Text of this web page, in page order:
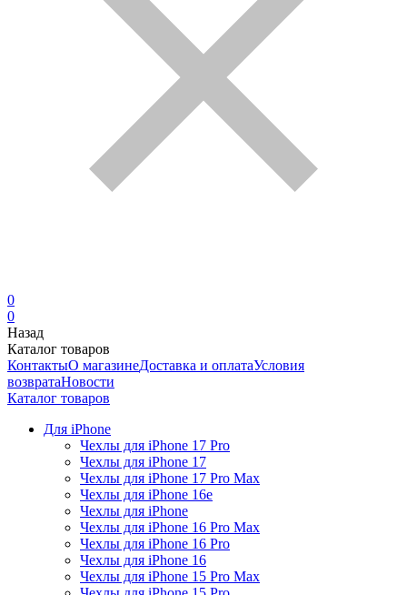
0
0
Назад
Каталог товаров
КонтактыО магазинеДоставка и оплатаУсловия
возвратаНовости
Каталог товаров
Для iPhone
Чехлы для iPhone 17 Pro
Чехлы для iPhone 17
Чехлы для iPhone 17 Pro Max
Чехлы для iPhone 16e
Чехлы для iPhone
Чехлы для iPhone 16 Pro Max
Чехлы для iPhone 16 Pro
Чехлы для iPhone 16
Чехлы для iPhone 15 Pro Max